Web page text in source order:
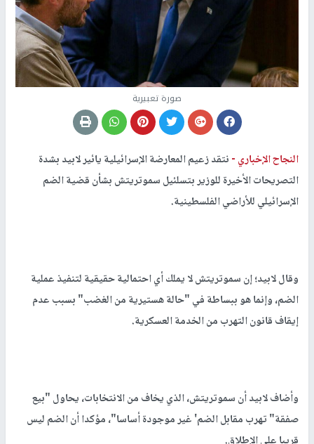
صورة تعبيرية
النجاح الإخباري -نتقد زعيم المعارضة الإسرائيلية يائير لابيد بشدة
التصريحات الأخيرة للوزير بتسلئيل سموتريتش بشأن قضية الضم
الإسرائيلي للأراضي الفلسطينية.
وقال لابيد؛ إن سموتريتش لا يملك أي احتمالية حقيقية لتنفيذ عملية
الضم، وإنما هو ببساطة في "حالة هستيرية من الغضب" بسبب عدم
إيقاف قانون التهرب من الخدمة العسكرية.
وأضاف لابيد أن سموتريتش، الذي يخاف من الانتخابات، يحاول "بيع
صفقة" تهرب مقابل الضم' غير موجودة أساسا"، مؤكدا أن الضم ليس